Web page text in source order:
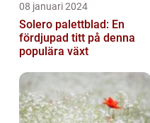
08 januari 2024
Solero palettblad: En
fördjupad titt på denna
populära växt